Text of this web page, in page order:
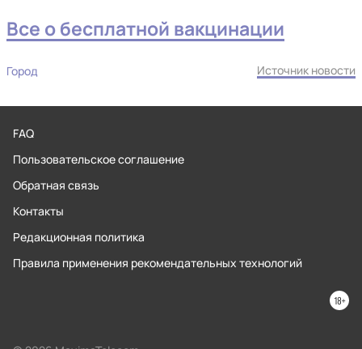
Все о бесплатной вакцинации
Город Источник новости
FAQ
Пользовательское соглашение
Обратная связь
Контакты
Редакционная политика
Правила применения рекомендательных технологий